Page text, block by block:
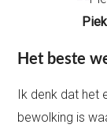
Het beste
Ik denk dat het
bewolking is